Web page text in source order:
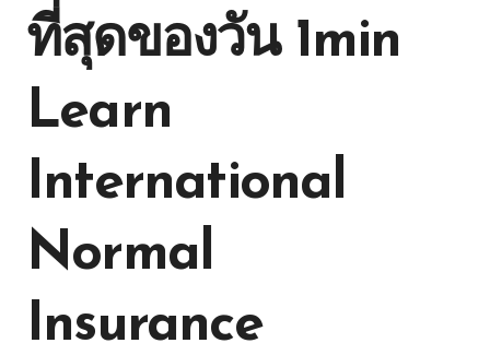
ที่สุดของวัน 1min
Learn
International
Normal
Insurance